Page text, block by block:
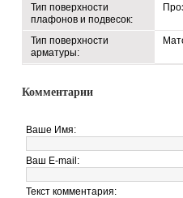
Тип поверхности
плафонов и подвесок:
Тип поверхности
арматуры:
Комментарии
Ваше Имя:
Ваш E-mail:
Текст комментария: